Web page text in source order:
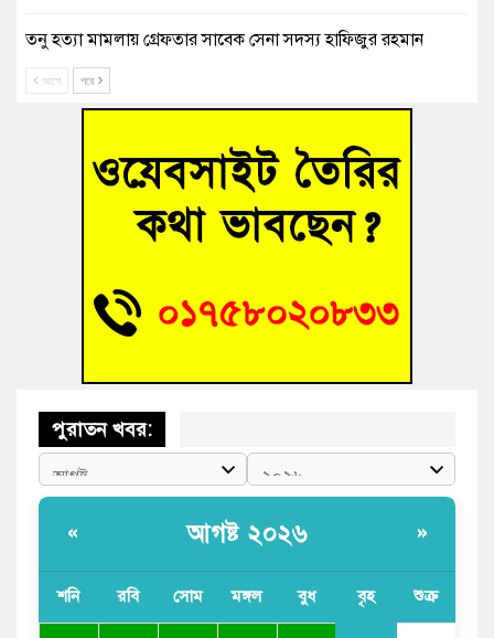
তনু হত্যা মামলায় গ্রেফতার সাবেক সেনা সদস্য হাফিজুর রহমান
আহত শিক্ষার্থীদের দেখতে গিয়ে মেডিকেলের ক্যান্টিনে অবরুদ্ধ জবি
হোমনায় বিধবা নারীর জমি দখল ও জীবননাশের হুমকির অভিযোগ
বুড়িচংয়ে অতিথি পাখির আবাসস্থল সংরক্ষণে প্রশাসনের উদ্যোগ; ৯
বুড়িচংয়ে জুলাই গণঅভ্যুত্থান দিবস উদযাপন উপলক্ষে প্রস্তুতিমূলক
আগে পরে
পুরাতন খবর:
« আগষ্ট ২০২৬ »
শনি রবি সোম মঙ্গল বুধ বৃহ শুক্র